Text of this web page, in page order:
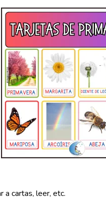
a cartas, leer, etc.